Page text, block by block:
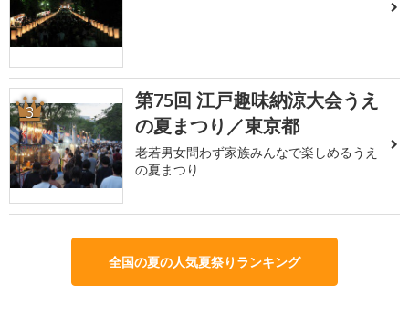
3
第75回 江戸趣味納涼大会うえ
の夏まつり／東京都
老若男女問わず家族みんなで楽しめるうえ
の夏まつり
全国の夏の人気夏祭りランキング